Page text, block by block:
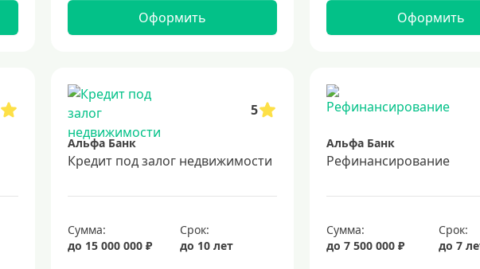
Оформить Оформить
5
Альфа Банк
Кредит под залог недвижимости
Сумма:
до 15 000 000 ₽
Срок:
до 10 лет
Альфа Банк
Рефинансирование
Сумма:
до 7 500 000 ₽
Срок:
до 7